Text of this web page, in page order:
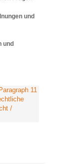
und
und
Paragraph 11
/